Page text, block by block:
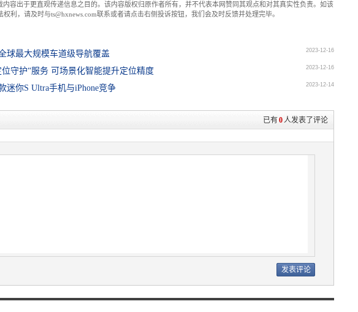
内容出于更直观传递信息之目的。该内容版权归原作者所有，并不代表本网赞同其观点和对其真实性负责。如该
利，请及时与ts@hxnews.com联系或者请点击右侧投诉按钮，我们会及时反馈并处理完毕。
球最大规模车道级导航覆盖
2023-12-16
守护“服务 可场景化智能提升定位精度 2023-12-16
迷你S Ultra手机与iPhone竞争 2023-12-14
已有0人发表了评论